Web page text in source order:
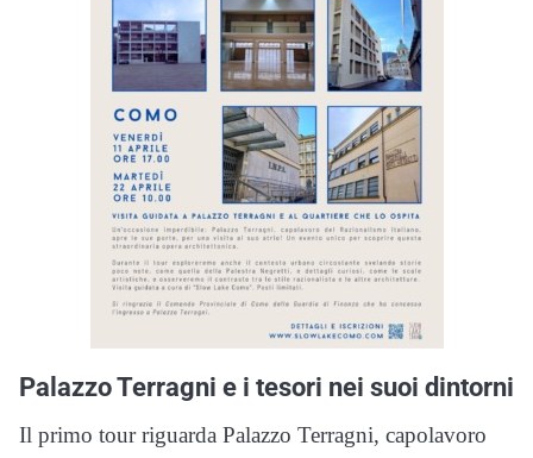
Palazzo Terragni e i tesori nei suoi dintorni
Il primo tour riguarda Palazzo Terragni, capolavoro